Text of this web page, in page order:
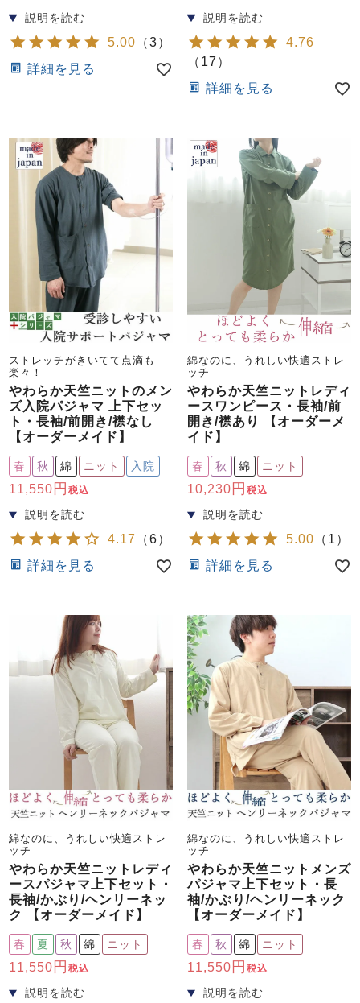
5.00 （3）
詳細を見る
4.76
（ 17 ）
詳細を見る
ストレッチがきいてて点滴も
楽々！
やわらか天竺ニットのメン
ズ入院パジャマ 上下セッ
ト・長袖/前開き/襟なし
【オーダーメイド】
春 秋 綿 ニット 入院
11,550 税込
4.17 （6）
詳細を見る
綿なのに、うれしい快適ストレ
ッチ
やわらか天竺ニットレディ
ースワンピース・長袖/前
開き/襟あり 【オーダーメ
イド】
春 秋 綿 ニット
10,230 税込
5.00 （ 1 ）
詳細を見る
綿なのに、うれしい快適ストレ
ッチ
やわらか天竺ニットレディ
ースパジャマ上下セット・
長袖/かぶり/ヘンリーネッ
ク 【オーダーメイド】
春 夏 秋 綿 ニット
11,550 税込
綿なのに、うれしい快適ストレ
ッチ
やわらか天竺ニットメンズ
パジャマ上下セット・長
袖/かぶり/ヘンリーネック
【オーダーメイド】
春 秋 綿 ニット
11,550 税込